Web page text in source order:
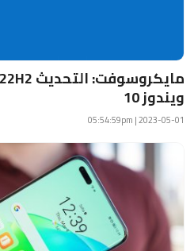
ويندوز 10
2023-05-01 | 05:54:59pm